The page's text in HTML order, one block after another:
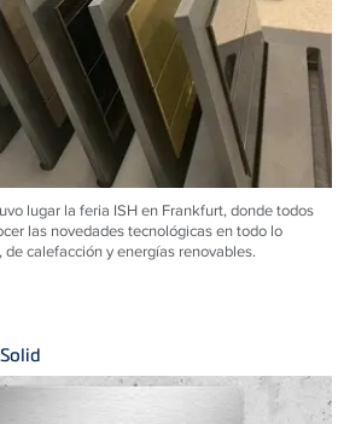
lugar la feria ISH en Frankfurt, donde todos
las novedades tecnológicas en todo lo
calefacción y energías renovables.